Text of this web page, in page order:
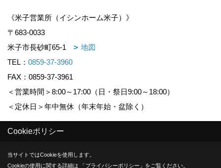
《米子営業所（イシンホーム米子）》
〒683-0033
米子市長砂町65-1
地図
TEL： 0859-37-3960
FAX：0859-37-3961
＜営業時間＞8:00～17:00（日・祭日9:00～18:00）
＜定休日＞年中無休（年末年始・盆除く）
Produced byゴデスクリエイト
Cookieポリシー
当サイトではCookieを使用します。
Cookieの使用に関する詳細は 「プライバシーポリシー 」をご覧ください。